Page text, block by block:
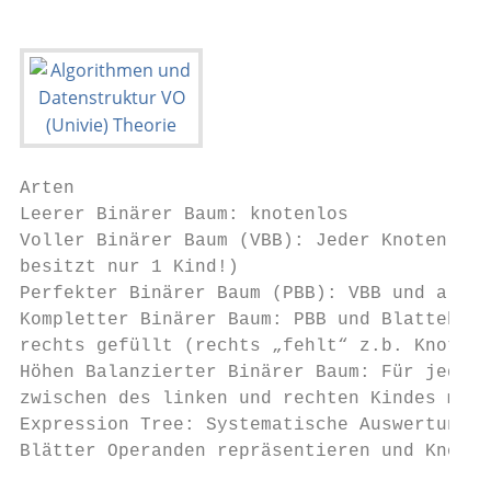
Arten
Leerer Binärer Baum: knotenlos
Voller Binärer Baum (VBB): Jeder Knoten
besitzt nur 1 Kind!)
Perfekter Binärer Baum (PBB): VBB und
Kompletter Binärer Baum: PBB und
rechts gefüllt (rechts „fehlt“ z.b. Knoten)
Höhen Balanzierter Binärer Baum: Für
zwischen des linken und rechten Kindes
Expression Tree: Systematische Auswertung
Blätter Operanden repräsentieren und